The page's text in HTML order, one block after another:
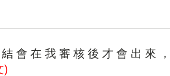
會 在 我 審 核 後 才 會 出 來
)